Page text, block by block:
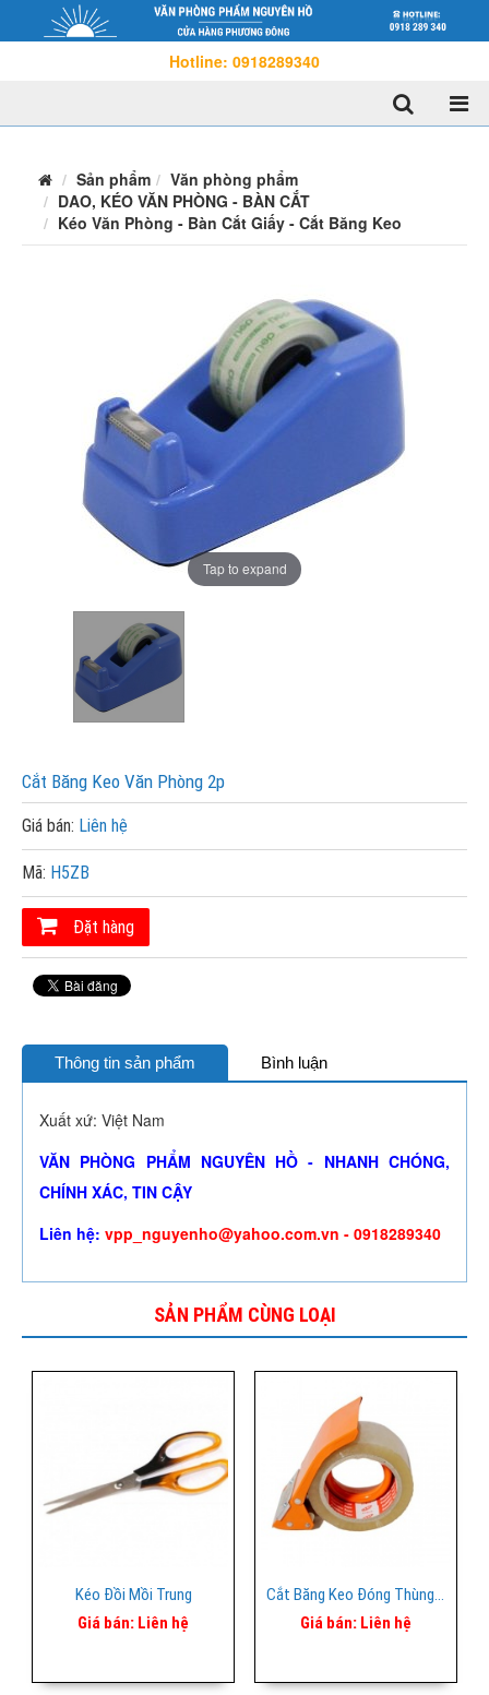
Hotline: 0918289340
Sản phẩm
Văn phòng phẩm
DAO, KÉO VĂN PHÒNG - BÀN CẮT
Kéo Văn Phòng - Bàn Cắt Giấy - Cắt Băng Keo
Tap to expand
Cắt Băng Keo Văn Phòng 2p
Giá bán: Liên hệ
Mã: H5ZB
Đặt hàng
Thông tin sản phẩm Bình luận
Xuất xứ: Việt Nam
VĂN PHÒNG PHẨM NGUYÊN HỒ - NHANH CHÓNG,
CHÍNH XÁC, TIN CẬY
Liên hệ: vpp_nguyenho@yahoo.com.vn - 0918289340
SẢN PHẨM CÙNG LOẠI
Kéo Đồi Mồi Trung
Giá bán: Liên hệ
Cắt Băng Keo Đóng Thùng 5p
Giá bán: Liên hệ